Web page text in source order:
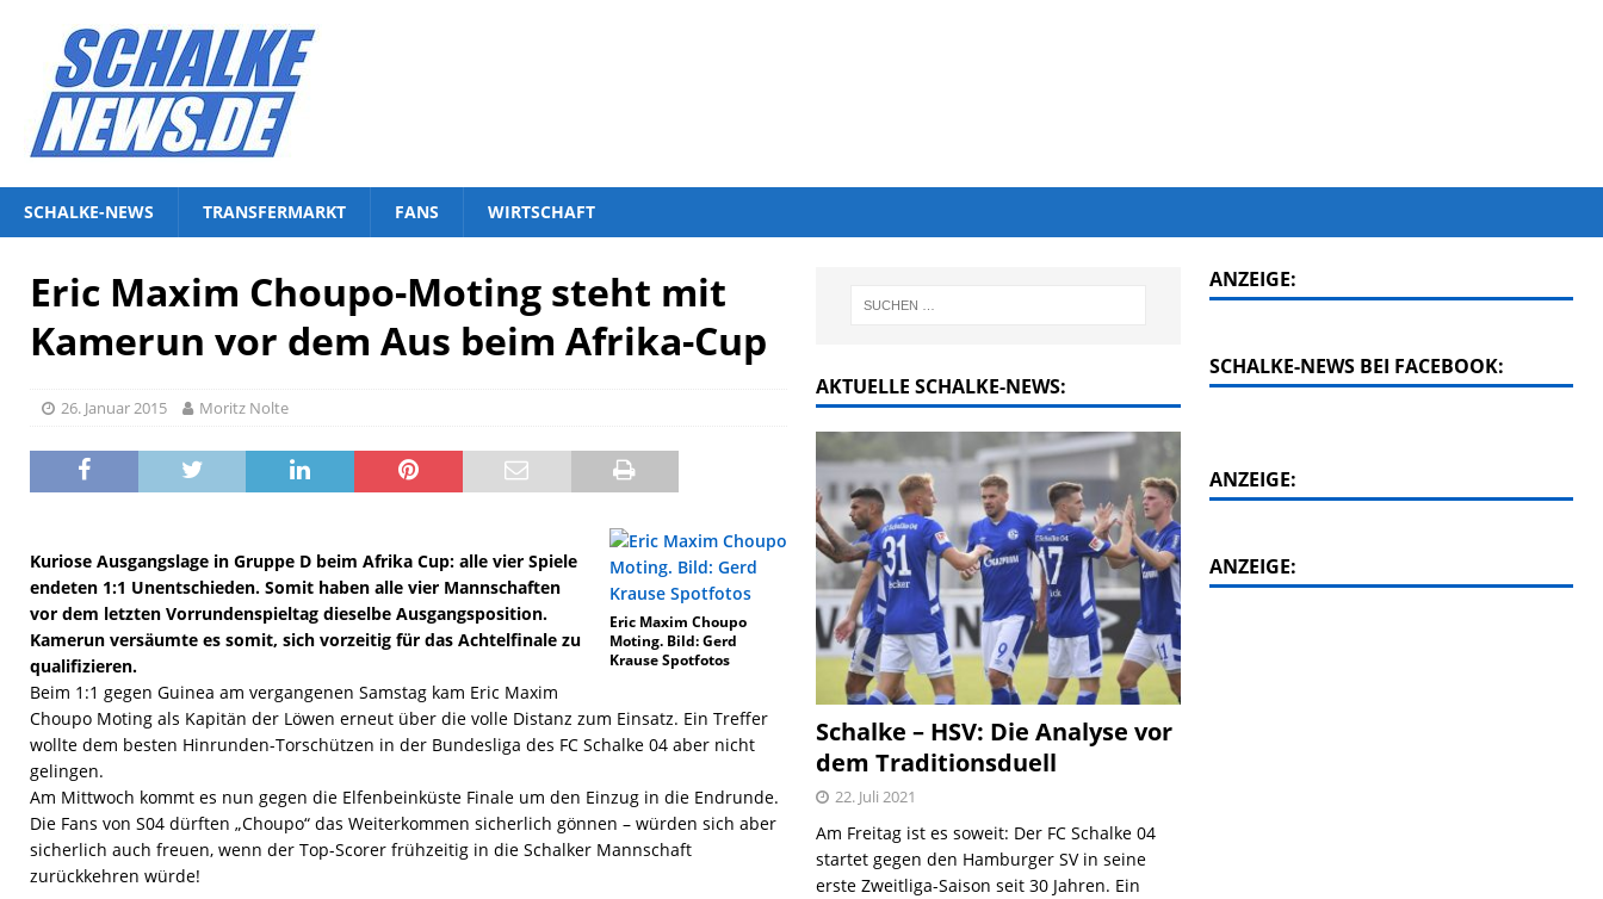
SCHALKE-NEWS TRANSFERMARKT FANS WIRTSCHAFT
Eric Maxim Choupo-Moting steht mit
Kamerun vor dem Aus beim Afrika-Cup
26. Januar 2015 Moritz Nolte
Eric Maxim Choupo
Moting. Bild: Gerd
Krause Spotfotos
Kuriose Ausgangslage in Gruppe D beim Afrika Cup: alle vier Spiele
endeten 1:1 Unentschieden. Somit haben alle vier Mannschaften
vor dem letzten Vorrundenspieltag dieselbe Ausgangsposition.
Kamerun versäumte es somit, sich vorzeitig für das Achtelfinale zu
qualifizieren.
Beim 1:1 gegen Guinea am vergangenen Samstag kam Eric Maxim
Choupo Moting als Kapitän der Löwen erneut über die volle Distanz zum Einsatz. Ein Treffer
wollte dem besten Hinrunden-Torschützen in der Bundesliga des FC Schalke 04 aber nicht
gelingen.
Am Mittwoch kommt es nun gegen die Elfenbeinküste Finale um den Einzug in die Endrunde.
Die Fans von S04 dürften „Choupo“ das Weiterkommen sicherlich gönnen – würden sich aber
sicherlich auch freuen, wenn der Top-Scorer frühzeitig in die Schalker Mannschaft
zurückkehren würde!
AKTUELLE SCHALKE-NEWS:
Schalke – HSV: Die Analyse vor
dem Traditionsduell
22. Juli 2021
Am Freitag ist es soweit: Der FC Schalke 04
startet gegen den Hamburger SV in seine
erste Zweitliga-Saison seit 30 Jahren. Ein
ANZEIGE:
SCHALKE-NEWS BEI FACEBOOK:
ANZEIGE:
ANZEIGE: